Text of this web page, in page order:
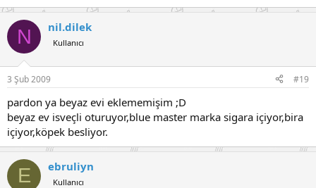
N nil.dilek
Kullanıcı
3 Şub 2009 #19
pardon ya beyaz evi eklememişim ;D
beyaz ev isveçli oturuyor,blue master marka sigara içiyor,bira
içiyor,köpek besliyor.
E ebruliyn
Kullanıcı